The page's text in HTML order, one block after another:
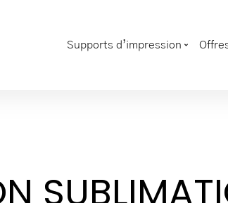
Supports d’impression